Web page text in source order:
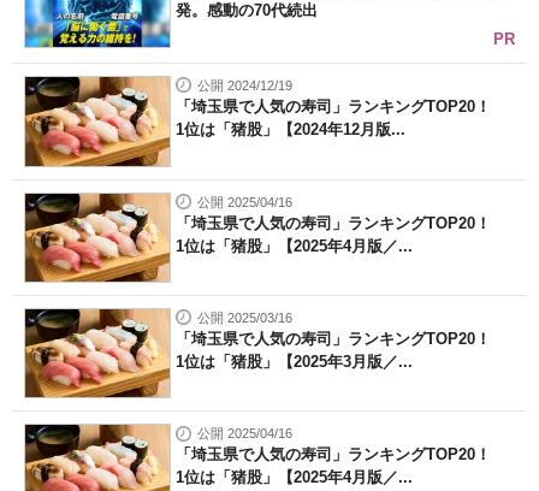
発。感動の70代続出
PR
公開 2024/12/19
「埼玉県で人気の寿司」ランキングTOP20！
1位は「猪股」【2024年12月版...
公開 2025/04/16
「埼玉県で人気の寿司」ランキングTOP20！
1位は「猪股」【2025年4月版／...
公開 2025/03/16
「埼玉県で人気の寿司」ランキングTOP20！
1位は「猪股」【2025年3月版／...
公開 2025/04/16
「埼玉県で人気の寿司」ランキングTOP20！
1位は「猪股」【2025年4月版／...